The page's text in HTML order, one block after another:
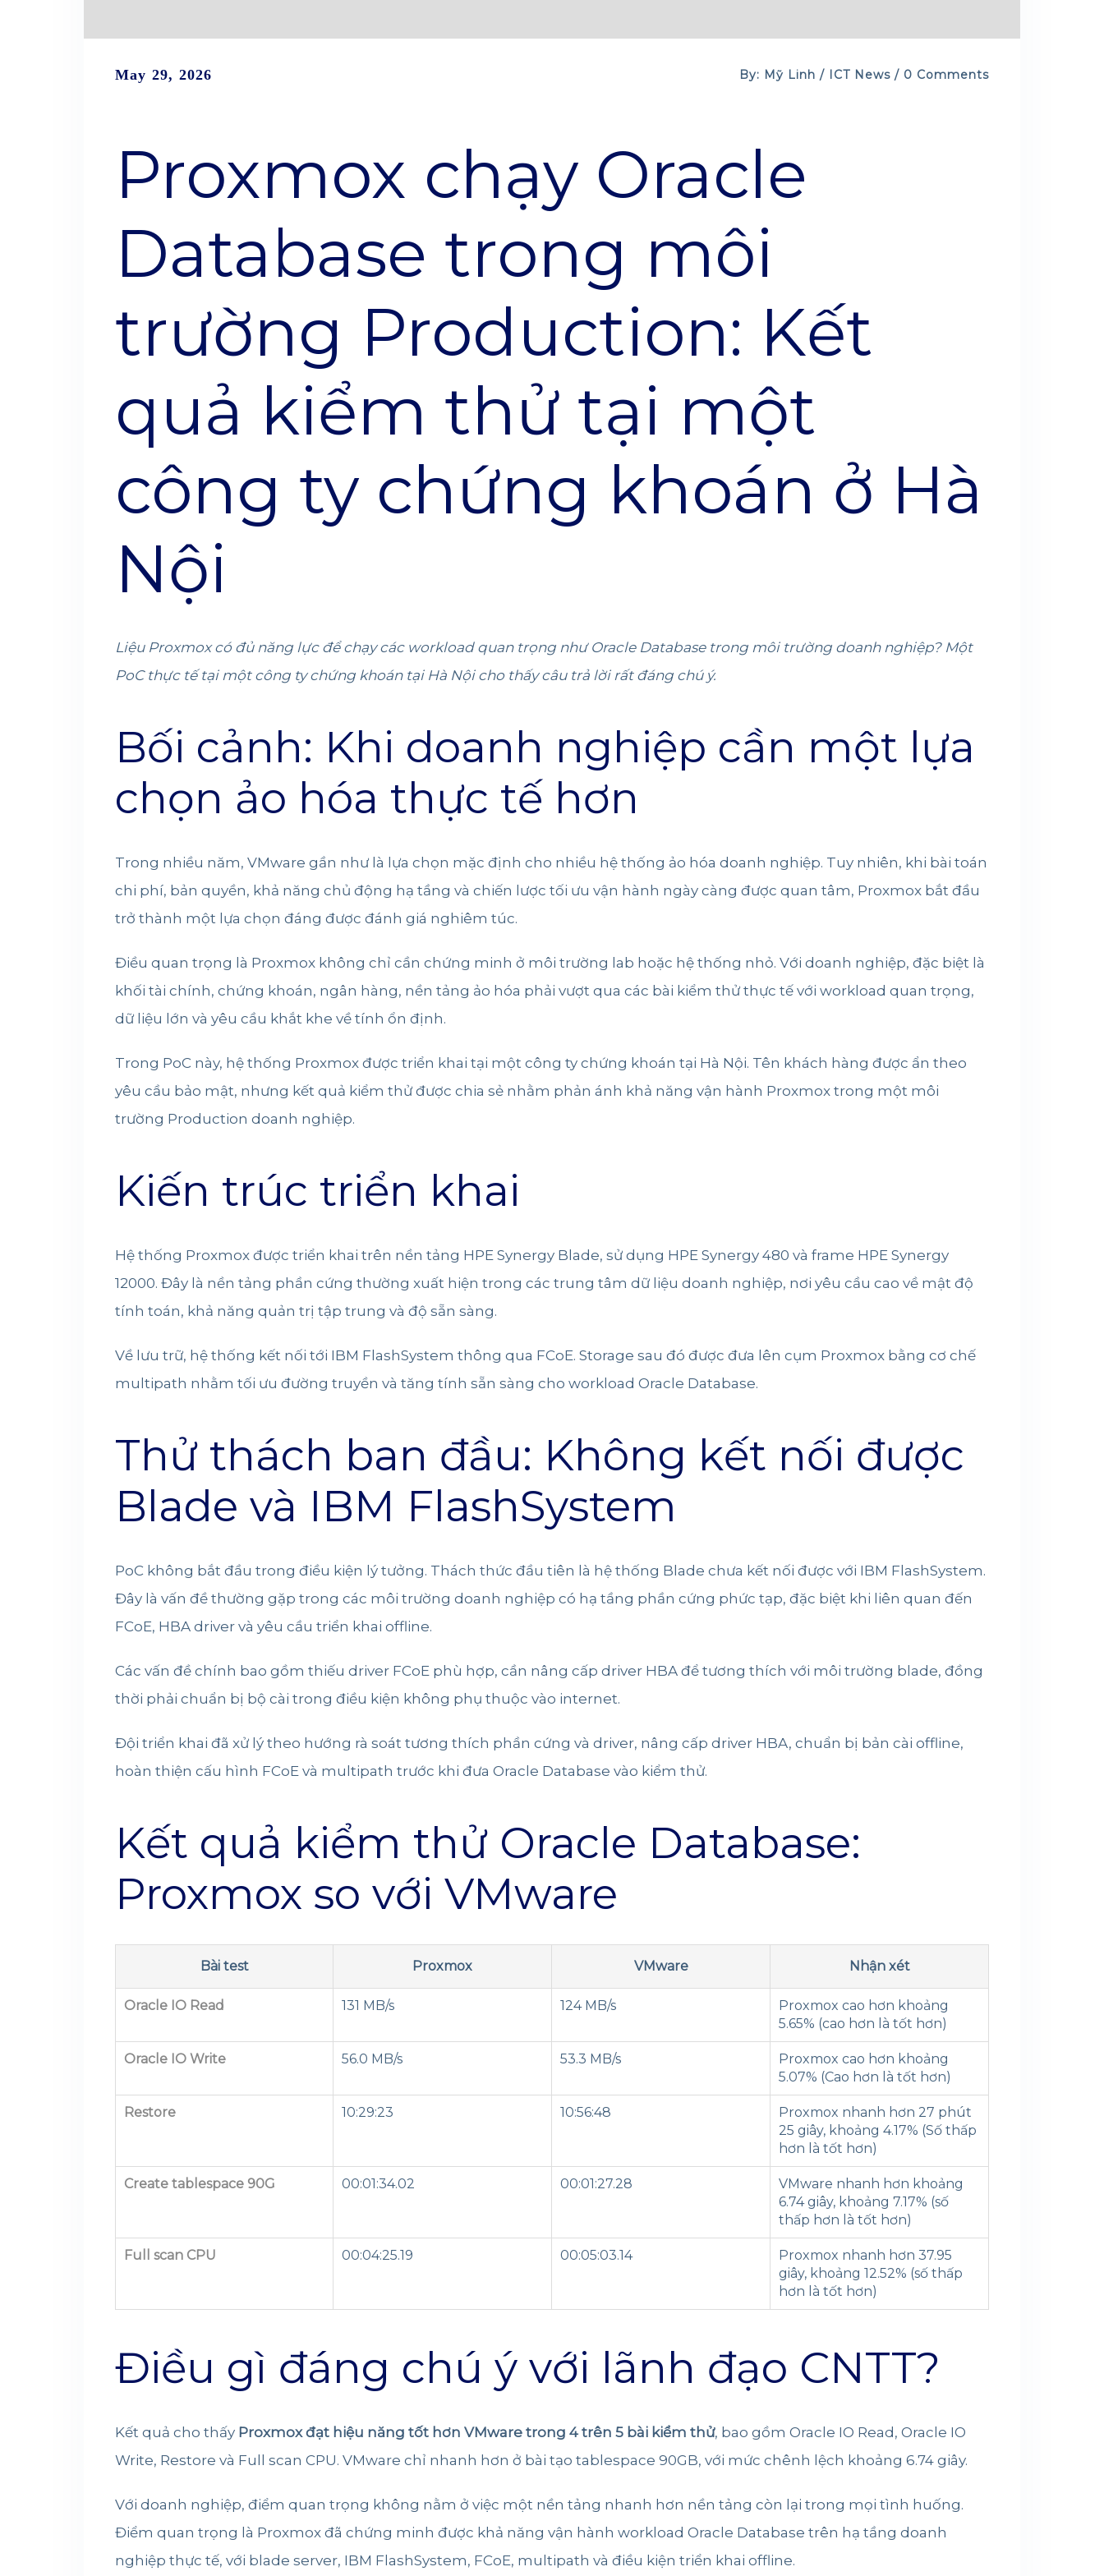
May 29, 2026 By: Mỹ Linh / ICT News / 0 Comments
Proxmox chạy Oracle
Database trong môi
trường Production: Kết
quả kiểm thử tại một
công ty chứng khoán ở Hà
Nội
Liệu Proxmox có đủ năng lực để chạy các workload quan trọng như Oracle Database trong môi trường doanh nghiệp? Một
PoC thực tế tại một công ty chứng khoán tại Hà Nội cho thấy câu trả lời rất đáng chú ý.
Bối cảnh: Khi doanh nghiệp cần một lựa
chọn ảo hóa thực tế hơn
Trong nhiều năm, VMware gần như là lựa chọn mặc định cho nhiều hệ thống ảo hóa doanh nghiệp. Tuy nhiên, khi bài toán
chi phí, bản quyền, khả năng chủ động hạ tầng và chiến lược tối ưu vận hành ngày càng được quan tâm, Proxmox bắt đầu
trở thành một lựa chọn đáng được đánh giá nghiêm túc.
Điều quan trọng là Proxmox không chỉ cần chứng minh ở môi trường lab hoặc hệ thống nhỏ. Với doanh nghiệp, đặc biệt là
khối tài chính, chứng khoán, ngân hàng, nền tảng ảo hóa phải vượt qua các bài kiểm thử thực tế với workload quan trọng,
dữ liệu lớn và yêu cầu khắt khe về tính ổn định.
Trong PoC này, hệ thống Proxmox được triển khai tại một công ty chứng khoán tại Hà Nội. Tên khách hàng được ẩn theo
yêu cầu bảo mật, nhưng kết quả kiểm thử được chia sẻ nhằm phản ánh khả năng vận hành Proxmox trong một môi
trường Production doanh nghiệp.
Kiến trúc triển khai
Hệ thống Proxmox được triển khai trên nền tảng HPE Synergy Blade, sử dụng HPE Synergy 480 và frame HPE Synergy
12000. Đây là nền tảng phần cứng thường xuất hiện trong các trung tâm dữ liệu doanh nghiệp, nơi yêu cầu cao về mật độ
tính toán, khả năng quản trị tập trung và độ sẵn sàng.
Về lưu trữ, hệ thống kết nối tới IBM FlashSystem thông qua FCoE. Storage sau đó được đưa lên cụm Proxmox bằng cơ chế
multipath nhằm tối ưu đường truyền và tăng tính sẵn sàng cho workload Oracle Database.
Thử thách ban đầu: Không kết nối được
Blade và IBM FlashSystem
PoC không bắt đầu trong điều kiện lý tưởng. Thách thức đầu tiên là hệ thống Blade chưa kết nối được với IBM FlashSystem.
Đây là vấn đề thường gặp trong các môi trường doanh nghiệp có hạ tầng phần cứng phức tạp, đặc biệt khi liên quan đến
FCoE, HBA driver và yêu cầu triển khai offline.
Các vấn đề chính bao gồm thiếu driver FCoE phù hợp, cần nâng cấp driver HBA để tương thích với môi trường blade, đồng
thời phải chuẩn bị bộ cài trong điều kiện không phụ thuộc vào internet.
Đội triển khai đã xử lý theo hướng rà soát tương thích phần cứng và driver, nâng cấp driver HBA, chuẩn bị bản cài offline,
hoàn thiện cấu hình FCoE và multipath trước khi đưa Oracle Database vào kiểm thử.
Kết quả kiểm thử Oracle Database:
Proxmox so với VMware
Bài test Proxmox VMware Nhận xét
Oracle IO Read 131 MB/s 124 MB/s
Proxmox cao hơn khoảng
5.65% (cao hơn là tốt hơn)
Oracle IO Write 56.0 MB/s 53.3 MB/s
Proxmox cao hơn khoảng
5.07% (Cao hơn là tốt hơn)
Restore 10:29:23 10:56:48
Proxmox nhanh hơn 27 phút
25 giây, khoảng 4.17% (Số thấp
hơn là tốt hơn)
Create tablespace 90G 00:01:34.02 00:01:27.28
VMware nhanh hơn khoảng
6.74 giây, khoảng 7.17% (số
thấp hơn là tốt hơn)
Full scan CPU 00:04:25.19 00:05:03.14
Proxmox nhanh hơn 37.95
giây, khoảng 12.52% (số thấp
hơn là tốt hơn)
Điều gì đáng chú ý với lãnh đạo CNTT?
Kết quả cho thấy Proxmox đạt hiệu năng tốt hơn VMware trong 4 trên 5 bài kiểm thử, bao gồm Oracle IO Read, Oracle IO
Write, Restore và Full scan CPU. VMware chỉ nhanh hơn ở bài tạo tablespace 90GB, với mức chênh lệch khoảng 6.74 giây.
Với doanh nghiệp, điểm quan trọng không nằm ở việc một nền tảng nhanh hơn nền tảng còn lại trong mọi tình huống.
Điểm quan trọng là Proxmox đã chứng minh được khả năng vận hành workload Oracle Database trên hạ tầng doanh
nghiệp thực tế, với blade server, IBM FlashSystem, FCoE, multipath và điều kiện triển khai offline.